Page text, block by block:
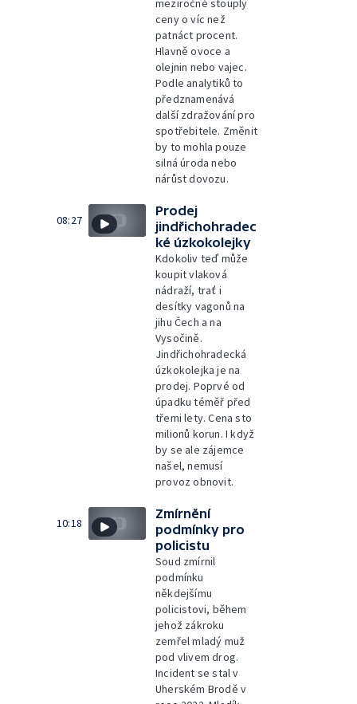
meziročně stouply
ceny o víc než
patnáct procent.
Hlavně ovoce a
olejnin nebo vajec.
Podle analytiků to
předznamenává
další zdražování pro
spotřebitele. Změnit
by to mohla pouze
silná úroda nebo
nárůst dovozu.
08:27
Prodej
jindřichohradec
ké úzkokolejky
Kdokoliv teď může
koupit vlaková
nádraží, trať i
desítky vagonů na
jihu Čech a na
Vysočině.
Jindřichohradecká
úzkokolejka je na
prodej. Poprvé od
úpadku téměř před
třemi lety. Cena sto
milionů korun. I když
by se ale zájemce
našel, nemusí
provoz obnovit.
10:18
Zmírnění
podmínky pro
policistu
Soud zmírnil
podmínku
někdejšímu
policistovi, během
jehož zákroku
zemřel mladý muž
pod vlivem drog.
Incident se stal v
Uherském Brodě v